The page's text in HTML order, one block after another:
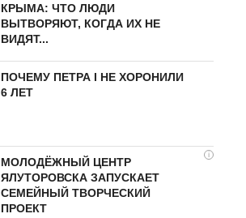
КРЫМА: ЧТО ЛЮДИ
ВЫТВОРЯЮТ, КОГДА ИХ НЕ
ВИДЯТ...
ПОЧЕМУ ПЕТРА I НЕ ХОРОНИЛИ
6 ЛЕТ
i
МОЛОДЁЖНЫЙ ЦЕНТР
ЯЛУТОРОВСКА ЗАПУСКАЕТ
СЕМЕЙНЫЙ ТВОРЧЕСКИЙ
ПРОЕКТ